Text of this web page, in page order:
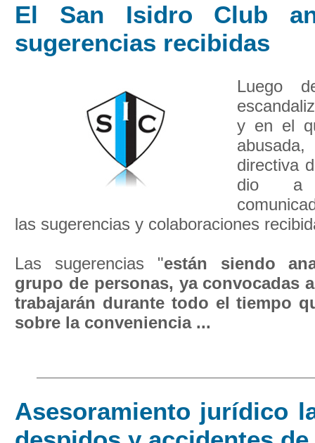
El San Isidro Club
sugerencias recibidas
Luego
y en el
directiva
dio a
las sugerencias y colaboraciones
Las sugerencias "están siendo
grupo de personas, ya convocadas
trabajarán durante todo el tiempo
sobre la conveniencia ...
Asesoramiento jurídico